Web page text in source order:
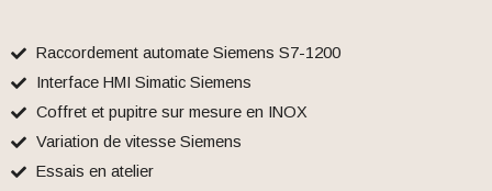
Raccordement automate Siemens S7-1200
Interface HMI Simatic Siemens
Coffret et pupitre sur mesure en INOX
Variation de vitesse Siemens
Essais en atelier